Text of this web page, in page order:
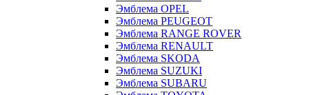
Эмблема OPEL
Эмблема PEUGEOT
Эмблема RANGE ROVER
Эмблема RENAULT
Эмблема SKODA
Эмблема SUZUKI
Эмблема SUBARU